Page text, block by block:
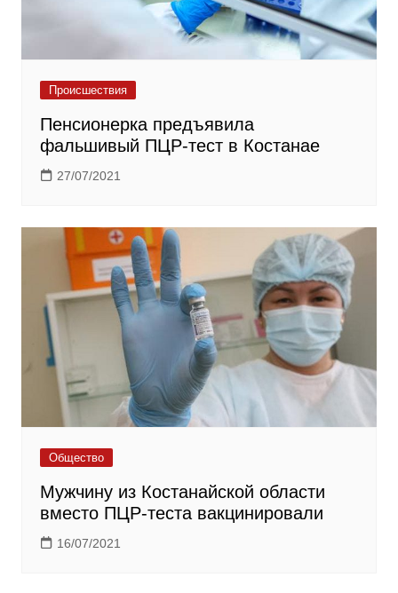
Происшествия
Пенсионерка предъявила
фальшивый ПЦР-тест в Костанае
27/07/2021
Общество
Мужчину из Костанайской области
вместо ПЦР-теста вакцинировали
16/07/2021